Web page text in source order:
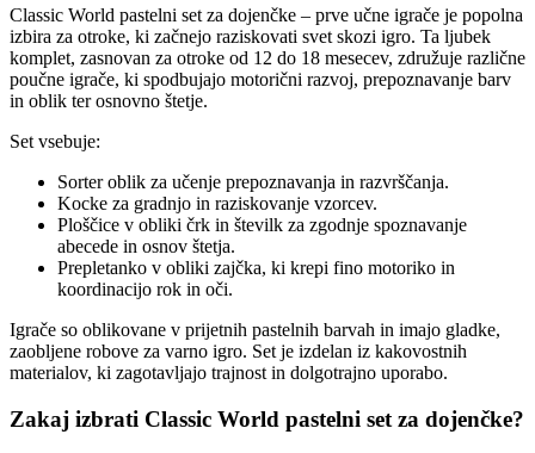
Classic World pastelni set za dojenčke – prve učne igrače je popolna
izbira za otroke, ki začnejo raziskovati svet skozi igro. Ta ljubek
komplet, zasnovan za otroke od 12 do 18 mesecev, združuje različne
poučne igrače, ki spodbujajo motorični razvoj, prepoznavanje barv
in oblik ter osnovno štetje.
Set vsebuje:
Sorter oblik za učenje prepoznavanja in razvrščanja.
Kocke za gradnjo in raziskovanje vzorcev.
Ploščice v obliki črk in številk za zgodnje spoznavanje
abecede in osnov štetja.
Prepletanko v obliki zajčka, ki krepi fino motoriko in
koordinacijo rok in oči.
Igrače so oblikovane v prijetnih pastelnih barvah in imajo gladke,
zaobljene robove za varno igro. Set je izdelan iz kakovostnih
materialov, ki zagotavljajo trajnost in dolgotrajno uporabo.
Zakaj izbrati Classic World pastelni set za dojenčke?